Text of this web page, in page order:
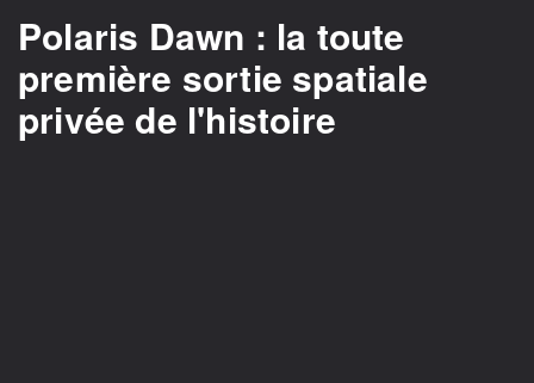
Polaris Dawn : la toute
première sortie spatiale
privée de l'histoire